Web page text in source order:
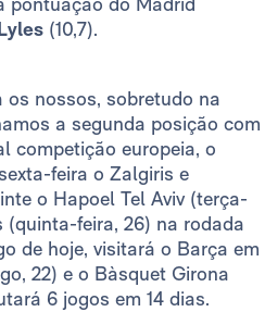
(10,7).
nossos, sobretudo na
a segunda posição com
competição europeia, o
feira o Zalgiris e
o Hapoel Tel Aviv (terça-
(quinta-feira, 26) na rodada
de hoje, visitará o Barça em
22) e o Bàsquet Girona
6 jogos em 14 dias.